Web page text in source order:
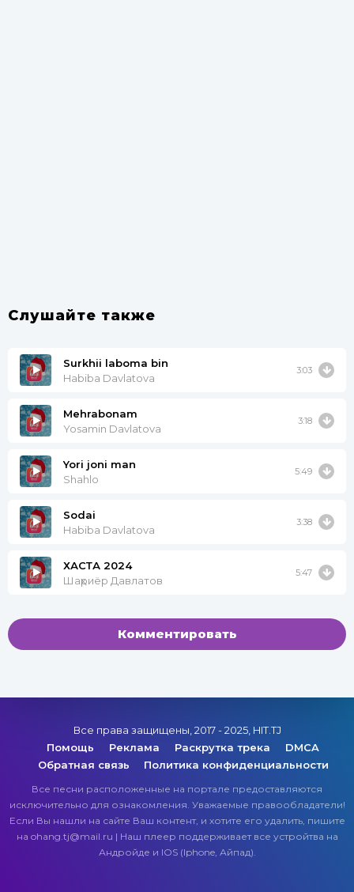
Слушайте также
Surkhii laboma bin
Habiba Davlatova
3:03
Mehrabonam
Yosamin Davlatova
3:18
Yori joni man
Shahlo
5:49
Sodai
Habiba Davlatova
3:38
ХАСТА 2024
Шаҳриёр Давлатов
5:47
Комментировать
Все права защищены, 2017 - 2025, HIT.TJ
Помощь
Реклама Раскрутка трека
DMCA
Обратная связь
Политика конфиденциальности
Все песни расположенные на портале предоставляются
исключительно для ознакомления. Уважаемые правообладатели!
Если Вы нашли на сайте Ваш контент, и хотите его удалить, пишите
на ohang.tj@mail.ru | Наш плеер поддерживает все устройтва на
Андройде и IOS (Iphone, Айпад).